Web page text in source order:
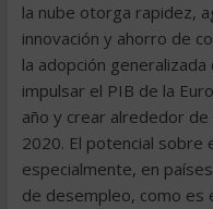
la nube otorga rapidez,
innovación y ahorro de
la adopción generalizada
impulsar el PIB de la
año y crear alrededor
2020. El potencial sobre
especialmente, en
de desempleo, como es